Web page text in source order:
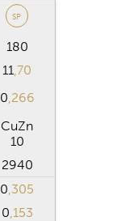
m
SP
180
11,70
0,266
CuZn
10
2940
0,305
0,153